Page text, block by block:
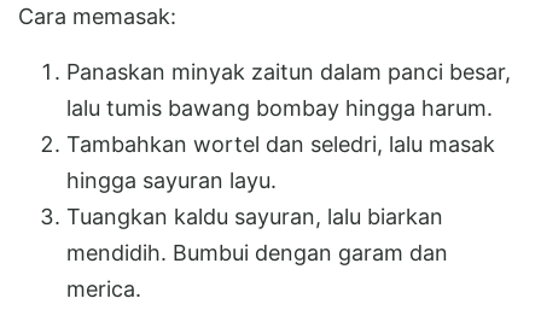
Cara memasak:
Panaskan minyak zaitun dalam panci besar,
lalu tumis bawang bombay hingga harum.
Tambahkan wortel dan seledri, lalu masak
hingga sayuran layu.
Tuangkan kaldu sayuran, lalu biarkan
mendidih. Bumbui dengan garam dan
merica.